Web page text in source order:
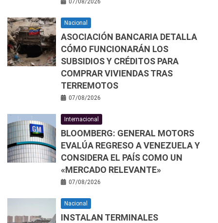
07/08/2026
Nacional
ASOCIACIÓN BANCARIA DETALLA
CÓMO FUNCIONARÁN LOS
SUBSIDIOS Y CRÉDITOS PARA
COMPRAR VIVIENDAS TRAS
TERREMOTOS
07/08/2026
Internacional
BLOOMBERG: GENERAL MOTORS
EVALÚA REGRESO A VENEZUELA Y
CONSIDERA EL PAÍS COMO UN
«MERCADO RELEVANTE»
07/08/2026
Nacional
INSTALAN TERMINALES